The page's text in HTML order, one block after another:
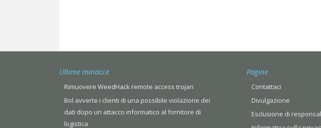
Ultime minacce
Rimuovere WeedHack remote access trojan
Bol avverte i clienti di una possibile violazione dei
dati dopo un attacco informatico al fornitore di
logistica
Pagine
Contattaci
Divulgazione
Esclusione di